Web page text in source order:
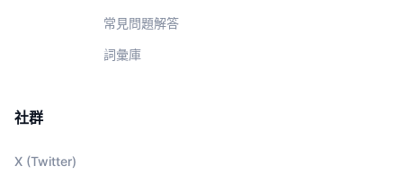
常見問題解答
詞彙庫
社群
X (Twitter)